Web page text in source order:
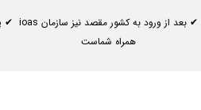
✔ بعد از ورود به کشور مقصد نیز سازمان ioas
همراه شماست
✔